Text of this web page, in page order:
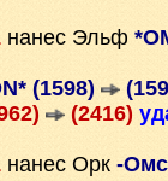
нанес Эльф
(1598)
(2416)
нанес Орк -